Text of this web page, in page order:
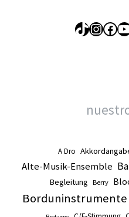
TikTok
A Dro
Alte-Musik-Ensemble
Begleitung Berry
Borduninstrumente